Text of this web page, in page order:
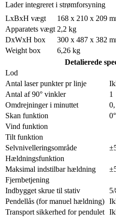
Lader integreret i strømforsyning
LxBxH vægt
168 x 210 x 209
Apparatets vægt 2,2 kg
DxWxH box
300 x 487 x 382
Weight box
6,26 kg
Detalierede
Lod
Antal laser punkter pr linje
Antal af 90° vinkler
1
Omdrejninger i minuttet
Skan funktion
Vind funktion
Tilt funktion
Selvnivelleringsområde
Hældningsfunktion
Maksimal indstilbar hældning
Fjernbetjening
Indbygget skrue til stativ
Pendellås (for manuel hældning)
Transport sikkerhed for pendulet